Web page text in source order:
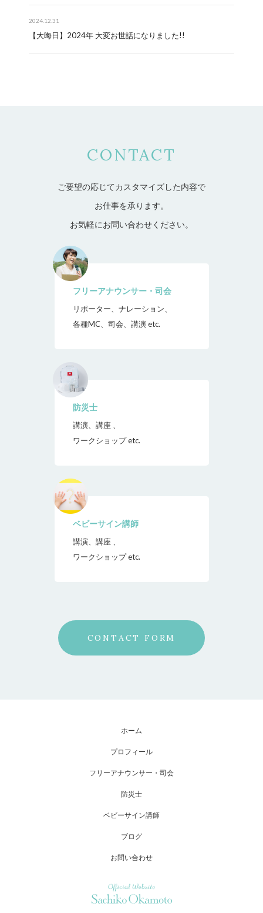
2024.12.31
【大晦日】2024年 大変お世話になりました!!
CONTACT
ご要望の応じてカスタマイズした内容で
お仕事を承ります。
お気軽にお問い合わせください。
フリーアナウンサー・司会
リポーター、ナレーション、
各種MC、司会、講演 etc.
防災士
講演、講座 、
ワークショップ etc.
ベビーサイン講師
講演、講座 、
ワークショップ etc.
CONTACT FORM
ホーム
プロフィール
フリーアナウンサー・司会
防災士
ベビーサイン講師
ブログ
お問い合わせ